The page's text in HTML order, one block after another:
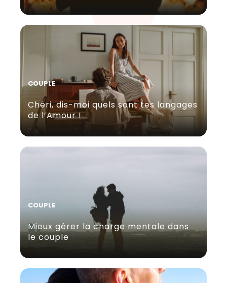
COUPLE
Chéri, dis-moi quels sont tes langages
de l’Amour !
COUPLE
Mieux gérer la charge mentale dans
le couple